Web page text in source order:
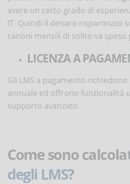
avere un certo grado di
IT. Quindi il denaro risparmiato
canoni mensili di solito va speso
LICENZA A
Gli LMS a pagamento
annuale ed offrono funzionalità
supporto avanzato.
Come sono
degli LMS?